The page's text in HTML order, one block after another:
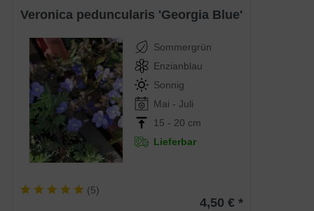
Veronica peduncularis 'Georgia Blue'
Sommergrün
Enzianblau
Sonnig
Mai - Juli
15 - 20 cm
Lieferbar
(5)
4,50 € *